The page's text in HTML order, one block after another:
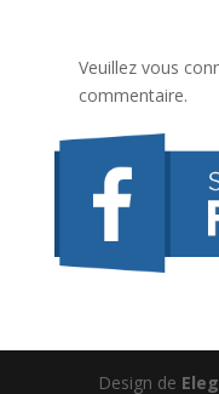
Veuillez vous
commentaire.
Design de